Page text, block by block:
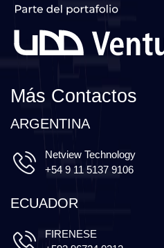
Más Contactos
ARGENTINA
Netview Technology
+54 9 11 5137 9106
ECUADOR
FIRENESE